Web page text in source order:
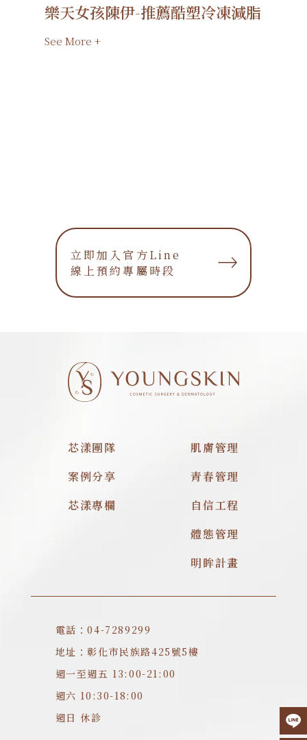
樂天女孩陳伊-推薦酷塑冷凍減脂
See More +
立即加入官方Line
線上預約專屬時段
立即加入官方Line
線上預約專屬時段
芯漾團隊
案例分享
芯漾專欄
肌膚管理
青春管理
自信工程
體態管理
明眸計畫
電話：04-7289299
地址：彰化市民族路425號5樓
週一至週五 13:00-21:00
週六 10:30-18:00
週日 休診